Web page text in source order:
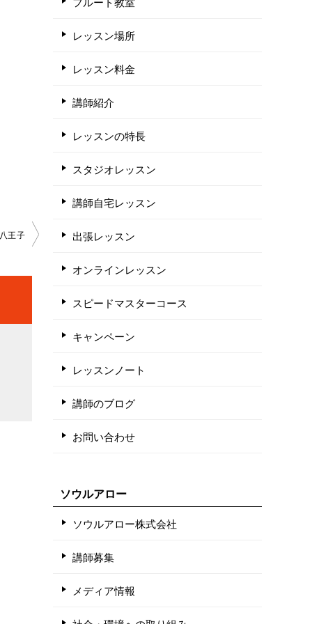
王子
レッスン場所
レッスン料金
講師紹介
レッスンの特長
スタジオレッスン
講師自宅レッスン
出張レッスン
オンラインレッスン
スピードマスターコース
キャンペーン
レッスンノート
講師のブログ
お問い合わせ
ソウルアロー
ソウルアロー株式会社
講師募集
メディア情報